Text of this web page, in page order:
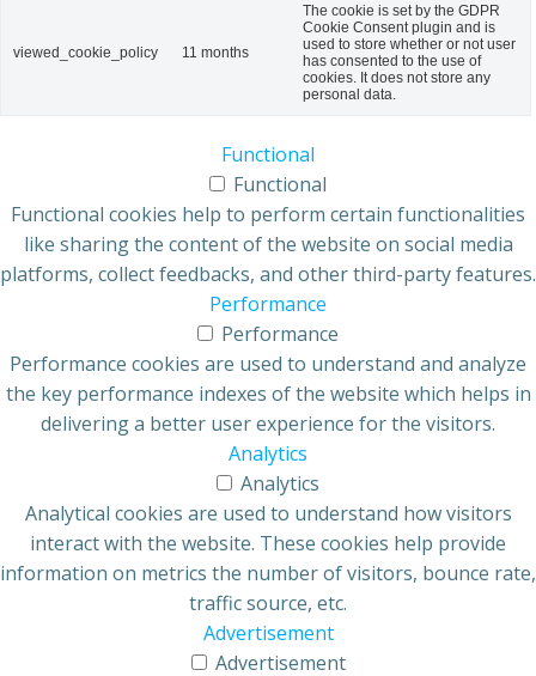
viewed_cookie_policy 11 months
The cookie is set by the GDPR
Cookie Consent plugin and is
used to store whether or not user
has consented to the use of
cookies. It does not store any
personal data.
Functional
Functional
Functional cookies help to perform certain functionalities
like sharing the content of the website on social media
platforms, collect feedbacks, and other third-party features.
Performance
Performance
Performance cookies are used to understand and analyze
the key performance indexes of the website which helps in
delivering a better user experience for the visitors.
Analytics
Analytics
Analytical cookies are used to understand how visitors
interact with the website. These cookies help provide
information on metrics the number of visitors, bounce rate,
traffic source, etc.
Advertisement
Advertisement